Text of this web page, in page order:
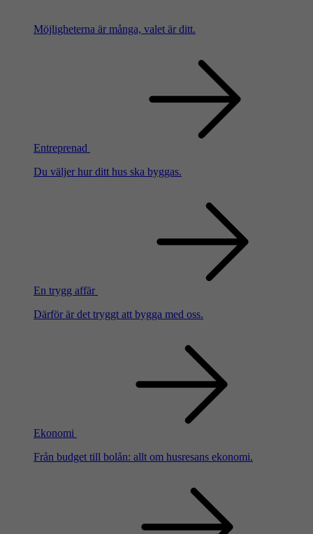
Möjligheterna är många, valet är ditt.
Entreprenad
Du väljer hur ditt hus ska byggas.
En trygg affär
Därför är det tryggt att bygga med oss.
Ekonomi
Från budget till bolån: allt om husresans ekonomi.